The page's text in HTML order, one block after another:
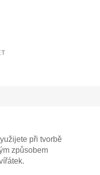
při tvorbě
způsobem